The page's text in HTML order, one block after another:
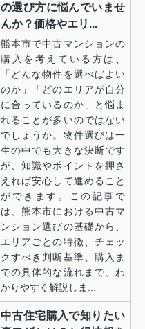
の選び方に悩んでいませ
んか？価格やエリ...
熊本市で中古マンションの
購入を考えている方は、
「どんな物件を選べばよい
のか」「どのエリアが自分
に合っているのか」と悩ま
れることが多いのではない
でしょうか。物件選びは一
生の中でも大きな決断です
が、知識やポイントを押さ
えれば安心して進めること
ができます。この記事で
は、熊本市における中古マ
ンション選びの基礎から、
エリアごとの特徴、チェッ
クすべき判断基準、購入ま
での具体的な流れまで、わ
かりやすく解説しま...
中古住宅購入で知りたい